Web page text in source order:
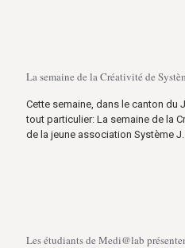
La semaine de la Créativité de
Cette semaine, dans le canton du
tout particulier: La semaine de la
de la jeune association Système J.
Les étudiants de Medi@lab